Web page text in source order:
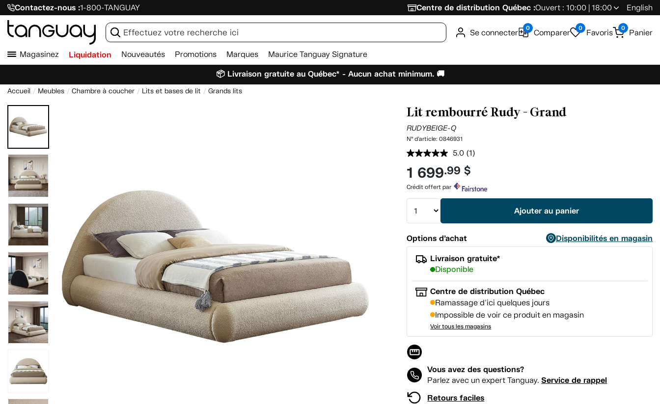
Contactez-nous :1-800-TANGUAY Centre de distribution Québec :Ouvert : 10:00 | 18:00 English
Se connecter 0 Comparer 0 Favoris 0 Panier
Magasinez Liquidation Nouveautés Promotions Marques Maurice Tanguay Signature
📦 Livraison gratuite au Québec* - Aucun achat minimum. 🚚
Accueil Meubles Chambre à coucher Lits et bases de lit Grands lits
Lit rembourré Rudy - Grand
RUDYBEIGE-Q
N° d'article:0846931
5.0 Lire
1
commentaire.
vers
(1)
1 699.99 $
Crédit offert par
Ajouter au panier
Options d’achat
Disponibilités en magasin
Livraison gratuite*
Disponible
Centre de distribution Québec
Ramassage d'ici quelques jours
Impossible de voir ce produit en magasin
Voir tous les magasins
Vous avez des questions?
Parlez avec un expert Tanguay.Service de rappel
Retours faciles